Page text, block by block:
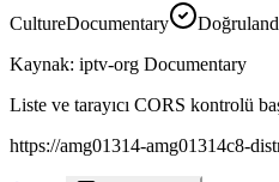
CultureDocumentary
Kaynak: iptv-org Documentary
Liste ve tarayıcı CORS kontrolü
https://amg01314-amg01314c8-